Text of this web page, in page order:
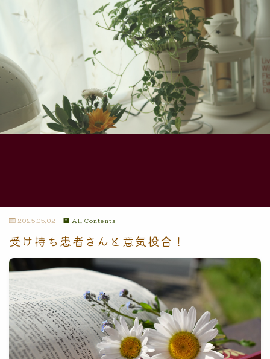
2025.05.02 All Contents
受け持ち患者さんと意気投合！